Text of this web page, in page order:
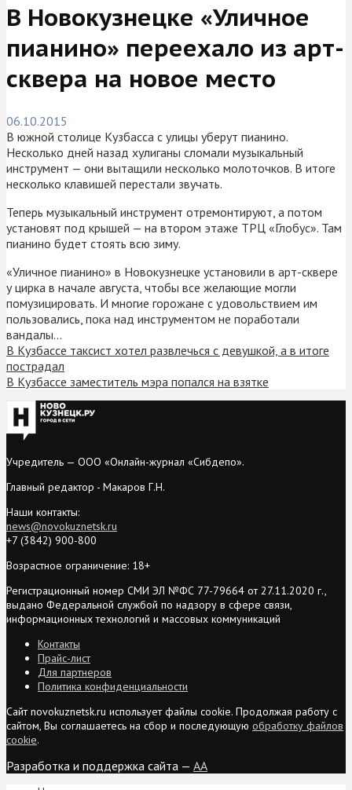
В Новокузнецке «Уличное
пианино» переехало из арт-
сквера на новое место
06.10.2015
В южной столице Кузбасса с улицы уберут пианино.
Несколько дней назад хулиганы сломали музыкальный
инструмент — они вытащили несколько молоточков. В итоге
несколько клавишей перестали звучать.
Теперь музыкальный инструмент отремонтируют, а потом
установят под крышей — на втором этаже ТРЦ «Глобус». Там
пианино будет стоять всю зиму.
«Уличное пианино» в Новокузнецке установили в арт-сквере
у цирка в начале августа, чтобы все желающие могли
помузицировать. И многие горожане с удовольствием им
пользовались, пока над инструментом не поработали
вандалы…
В Кузбассе таксист хотел развлечься с девушкой, а в итоге
пострадал
В Кузбассе заместитель мэра попался на взятке
Учредитель — ООО «Онлайн-журнал «Сибдепо».
Главный редактор - Макаров Г.Н.
Наши контакты:
news@novokuznetsk.ru
+7 (3842) 900-800
Возрастное ограничение: 18+
Регистрационный номер СМИ ЭЛ №ФС 77-79664 от 27.11.2020 г.,
выдано Федеральной службой по надзору в сфере связи,
информационных технологий и массовых коммуникаций
Контакты
Прайс-лист
Для партнеров
Политика конфиденциальности
Сайт novokuznetsk.ru использует файлы cookie. Продолжая работу с
сайтом, Вы соглашаетесь на сбор и последующую обработку файлов
cookie.
Разработка и поддержка сайта — AA